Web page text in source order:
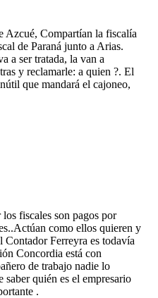
Azcué, Compartían la fiscalía
de Paraná junto a Arias.
a ser tratada, la van a
y reclamarle: a quien ?. El
que mandará el cajoneo,
fiscales son pagos por
como ellos quieren y
Contador Ferreyra es todavía
Concordia está con
de trabajo nadie lo
saber quién es el empresario
.